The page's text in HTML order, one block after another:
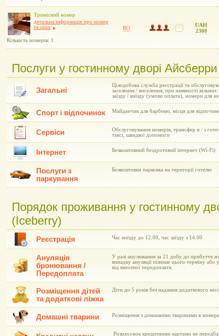
Тримісний номер
детальна інформація про номер
та ціни
Кількість номерів: 1
RO
UAH
2300
Послуги у гостинному дворі
Загальні
Цілодобова служба реєстрації та
заселення / виселення, при наявності
заїзду / виїзду (умови оплати), номери для
Спорт і відпочинок Майданчик для барбекю, місця для
Сервіси
Обслуговування номерів, трансфер в / з
таксі, швидкої допомоги
Інтернет Безкоштовний бездротовий інтернет (Wi-Fi)
Послуги з
паркування
Безкоштовна парковка на території готелю
Порядок проживання у гостинному
(Iceberry)
Реєстрація Час виїзду до 12.00, час заїзду з 14.00
Ануляція
бронювання /
Передоплата
У разі анулювання за 21 добу до прибуття
випадку ануляції пізніше цього терміну або
від внесеної передоплати.
Розміщення дітей
та додаткові ліжка
Діти до 5 років без надання додаткового
Домашні тварини Розміщення з домашніми тваринами в
Розрахунок кредитними картами не